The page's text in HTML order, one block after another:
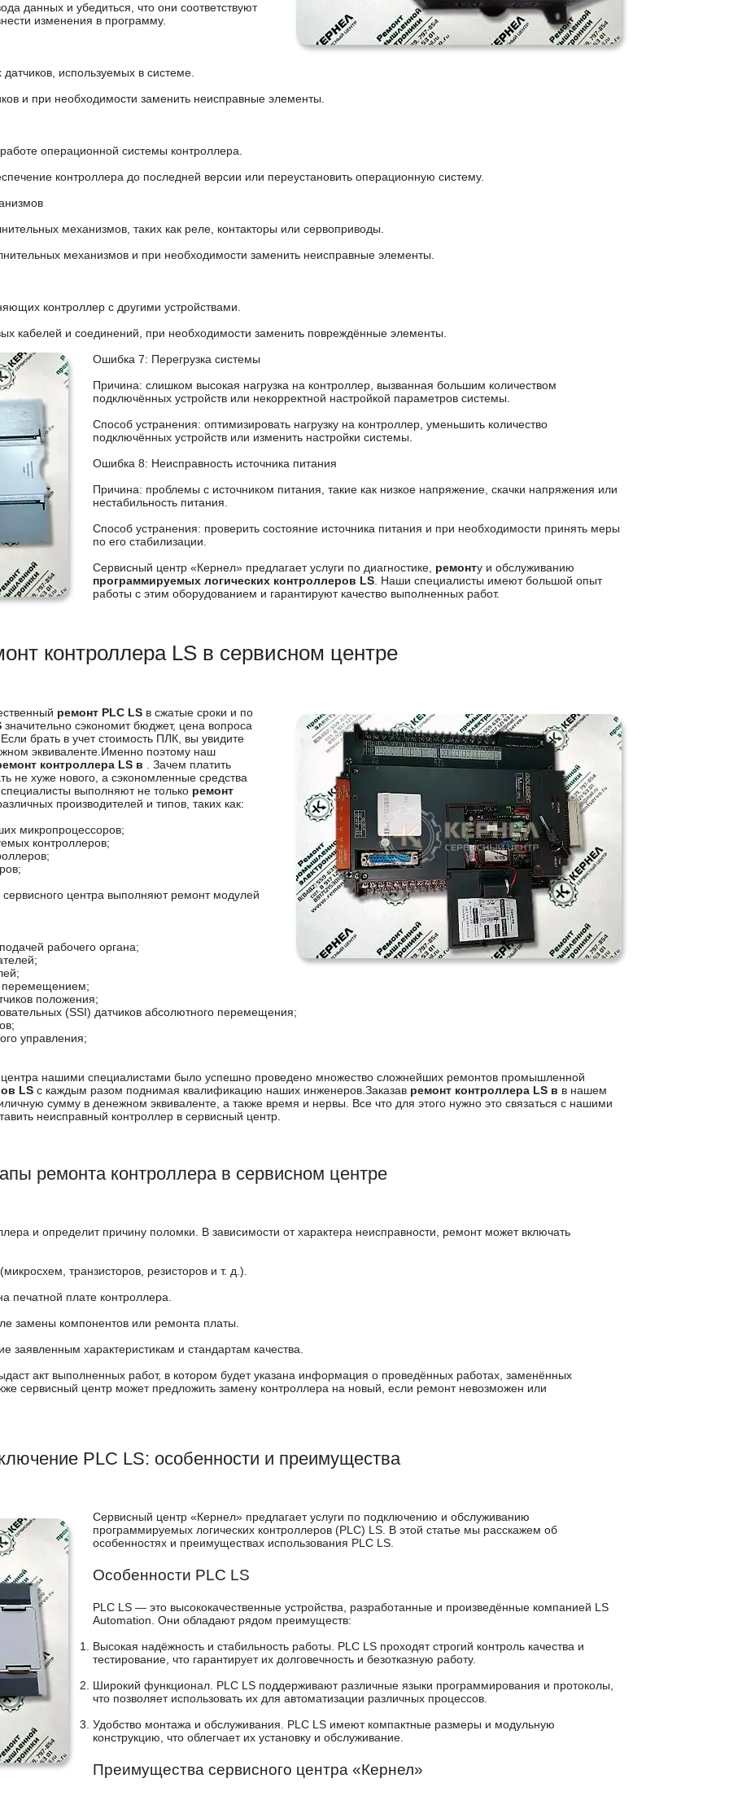
данных и убедиться, что они соответствуют
изменения в программу.
используемых в системе.
и при необходимости заменить неисправные элементы.
операционной системы контроллера.
контроллера до последней версии или переустановить операционную систему.
механизмов, таких как реле, контакторы или сервоприводы.
механизмов и при необходимости заменить неисправные элементы.
контроллер с другими устройствами.
кабелей и соединений, при необходимости заменить повреждённые элементы.
Ошибка 7: Перегрузка системы
Причина: слишком высокая нагрузка на контроллер, вызванная большим количеством
подключённых устройств или некорректной настройкой параметров системы.
Способ устранения: оптимизировать нагрузку на контроллер, уменьшить количество
подключённых устройств или изменить настройки системы.
Ошибка 8: Неисправность источника питания
Причина: проблемы с источником питания, такие как низкое напряжение, скачки напряжения или
нестабильность питания.
Способ устранения: проверить состояние источника питания и при необходимости принять меры
по его стабилизации.
Сервисный центр «Кернел» предлагает услуги по диагностике, ремонту и обслуживанию
программируемых логических контроллеров LS . Наши специалисты имеют большой опыт
работы с этим оборудованием и гарантируют качество выполненных работ.
контроллера LS в сервисном центре
ремонт PLC LS в сжатые сроки и по
значительно сэкономит бюджет, цена вопроса
брать в учет стоимость ПЛК, вы увидите
эквиваленте.Именно поэтому наш
контроллера LS в
. Зачем платить
не хуже нового, а сэкономленные средства
выполняют не только ремонт
производителей и типов, таких как:
микропроцессоров;
контроллеров;
центра выполняют ремонт модулей
рабочего органа;
перемещением;
положения;
(SSI) датчиков абсолютного перемещения;
управления;
центра нашими специалистами было успешно проведено множество сложнейших ремонтов промышленной
LS с каждым разом поднимая квалификацию наших инженеров.Заказав ремонт контроллера LS в в нашем
сумму в денежном эквиваленте, а также время и нервы. Все что для этого нужно это связаться с нашими
неисправный контроллер в сервисный центр.
ремонта контроллера в сервисном центре
и определит причину поломки. В зависимости от характера неисправности, ремонт может включать
транзисторов, резисторов и т. д.).
печатной плате контроллера.
замены компонентов или ремонта платы.
заявленным характеристикам и стандартам качества.
акт выполненных работ, в котором будет указана информация о проведённых работах, заменённых
сервисный центр может предложить замену контроллера на новый, если ремонт невозможен или
PLC LS: особенности и преимущества
Сервисный центр «Кернел» предлагает услуги по подключению и обслуживанию
программируемых логических контроллеров (PLC) LS. В этой статье мы расскажем об
особенностях и преимуществах использования PLC LS.
Особенности PLC LS
PLC LS — это высококачественные устройства, разработанные и произведённые компанией LS
Automation. Они обладают рядом преимуществ:
Высокая надёжность и стабильность работы. PLC LS проходят строгий контроль качества и
тестирование, что гарантирует их долговечность и безотказную работу.
Широкий функционал. PLC LS поддерживают различные языки программирования и протоколы,
что позволяет использовать их для автоматизации различных процессов.
Удобство монтажа и обслуживания. PLC LS имеют компактные размеры и модульную
конструкцию, что облегчает их установку и обслуживание.
Преимущества сервисного центра «Кернел»